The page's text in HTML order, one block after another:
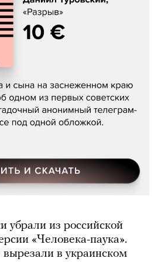
«Разрыв»
убрали из российской
«Человека-паука».
в украинском